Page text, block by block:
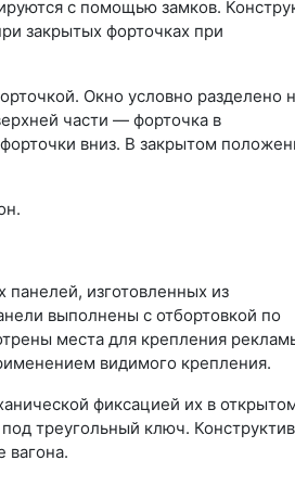
с помощью замков.
закрытых форточках при
Окно условно разделено
части — форточка в
вниз. В закрытом
изготовленных из
выполнены с отбортовкой по
места для крепления
видимого крепления.
фиксацией их в
треугольный ключ.